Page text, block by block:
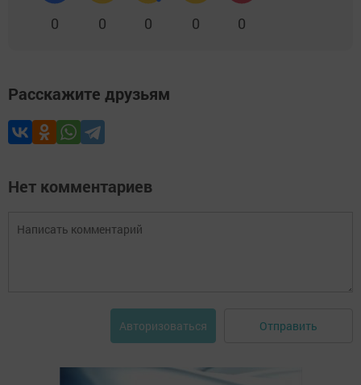
0 0 0 0 0
Расскажите друзьям
Нет комментариев
Авторизоваться Отправить